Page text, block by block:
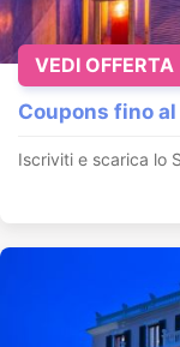
Coupons fino
Iscriviti e scarica lo
VEDI OFFERTA